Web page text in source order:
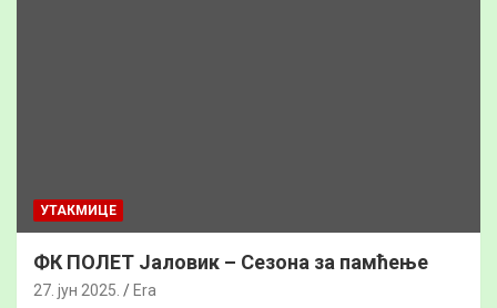
УТАКМИЦЕ
ФК ПОЛЕТ Јаловик – Сезона за памћење
27. јун 2025. Era